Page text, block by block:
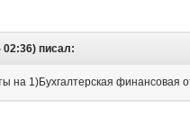
02:36) писал:
на 1)Бухгалтерская финансовая